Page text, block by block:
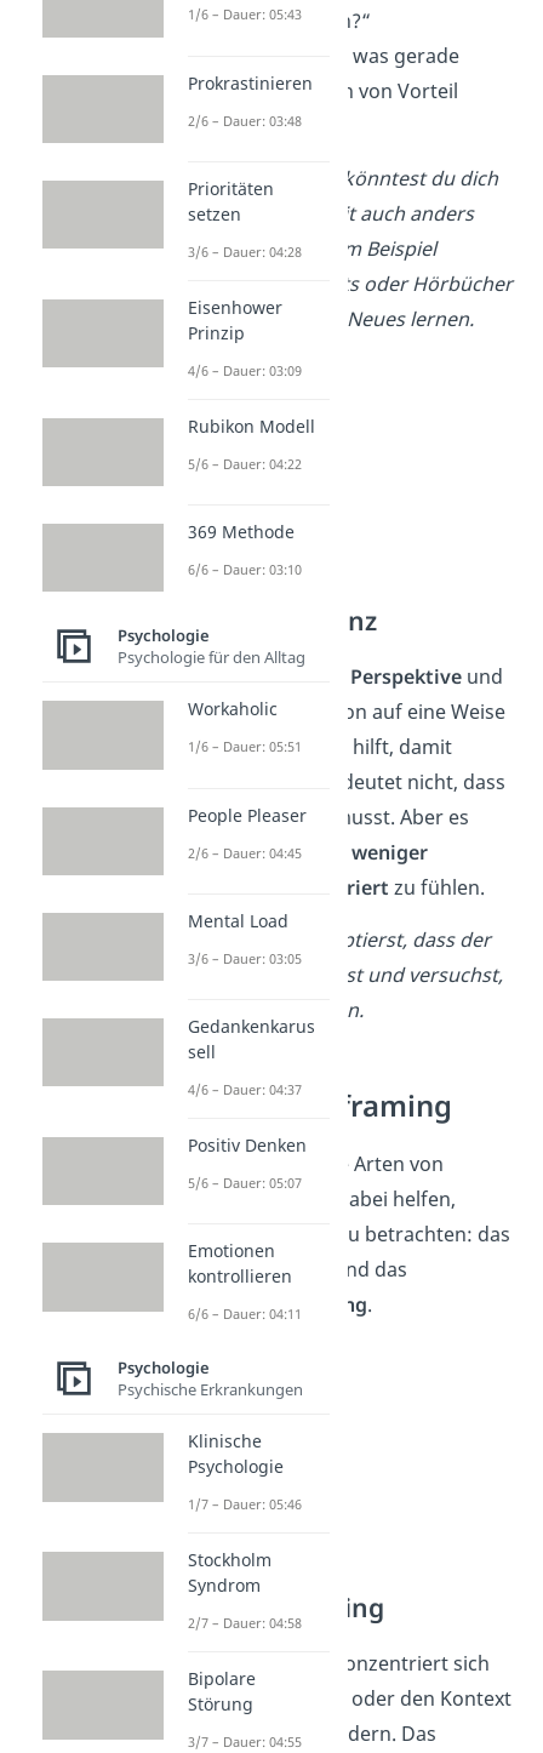
Erfahrung lernen?“
„Wie könnte das, was gerade
passiert, für mich von Vorteil
sein?“
→ Beispiel:
Im Stau könntest du dich
fragen, ob du die Zeit auch anders
nutzen könntest. Zum Beispiel
könntest du Podcasts oder Hörbücher
hören und so etwas Neues lernen.
Tipp 3: Akzeptanz
Akzeptiere die neue Perspektiveund
versuche, die Situation auf eine Weise
anzunehmen, die dir hilft, damit
umzugehen. Das bedeutet nicht, dass
du alles gutheißen musst. Aber es
kann dir helfen, dich weniger
frustriert zu fühlen.
Du akzeptierst, dass der
Stau unvermeidlich ist und versuchst,
dich nicht zu stressen.
Arten von Reframing
Es gibt zwei wichtige Arten von
Reframing, die uns dabei helfen,
Situationen anders zu betrachten: das
Kontextreframing
und das
Bedeutungsreframing.
Kontextreframing
konzentriert sich
darauf, den Rahmen oder den Kontext
einer Situation zu ändern. Das
1/6 – Dauer: 05:43
Prokrastinieren
2/6 – Dauer: 03:48
Prioritäten
setzen
3/6 – Dauer: 04:28
Eisenhower
Prinzip
4/6 – Dauer: 03:09
Rubikon Modell
5/6 – Dauer: 04:22
369 Methode
6/6 – Dauer: 03:10
Psychologie
Psychologie für den Alltag
Workaholic
1/6 – Dauer: 05:51
People Pleaser
2/6 – Dauer: 04:45
Mental Load
3/6 – Dauer: 03:05
Gedankenkarus
sell
4/6 – Dauer: 04:37
Positiv Denken
5/6 – Dauer: 05:07
Emotionen
kontrollieren
6/6 – Dauer: 04:11
Psychologie
Psychische Erkrankungen
Klinische
Psychologie
1/7 – Dauer: 05:46
Stockholm
Syndrom
2/7 – Dauer: 04:58
Bipolare
Störung
3/7 – Dauer: 04:55